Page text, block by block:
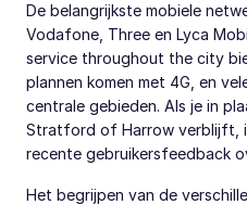
De belangrijkste mobiele
Vodafone, Three en Lyca
service throughout the city
plannen komen met 4G, en
centrale gebieden. Als je in
Stratford of Harrow verblijft,
recente gebruikersfeedback
Het begrijpen van de